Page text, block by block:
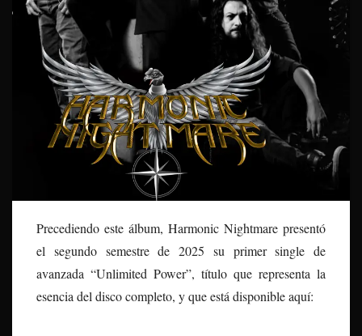
Precediendo este álbum, Harmonic Nightmare presentó
el segundo semestre de 2025 su primer single de
avanzada “Unlimited Power”, título que representa la
esencia del disco completo, y que está disponible aquí: